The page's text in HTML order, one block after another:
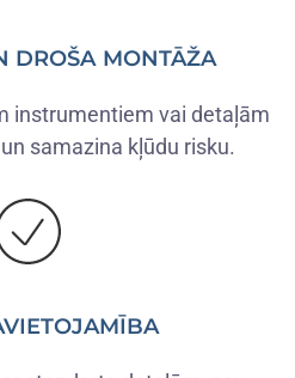
DROŠA MONTĀŽA
instrumentiem vai detaļām
samazina kļūdu risku.